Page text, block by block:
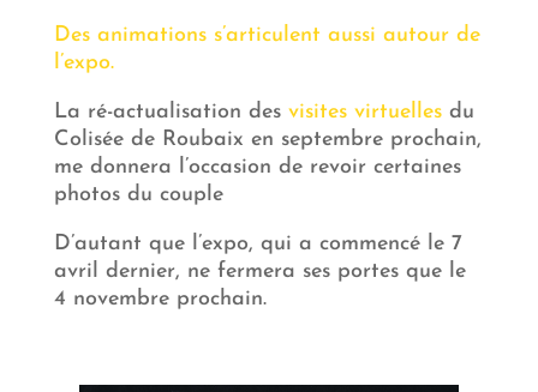
Des animations s’articulent aussi autour de
l’expo.
La ré-actualisation des visites virtuellesdu
Colisée de Roubaix en septembre prochain,
me donnera l’occasion de revoir certaines
photos du couple
D’autant que l’expo, qui a commencé le 7
avril dernier, ne fermera ses portes que le
4 novembre prochain.